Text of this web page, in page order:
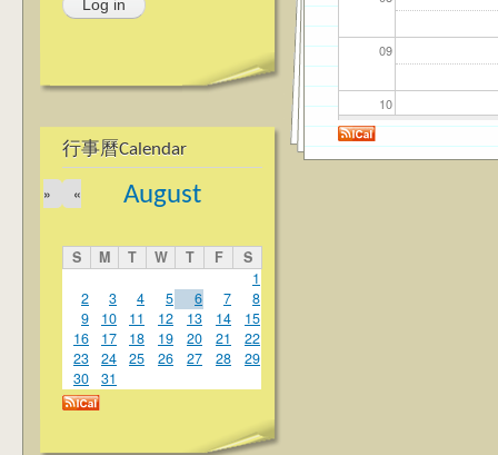
行事曆Calendar
August
«
»
S M T W T F
S
1
2
3 4 5 6 7
8
9
10 11 12 13 14
15
16
17 18 19 20 21
22
23
24 25 26 27 28
29
30
31
09
10
11